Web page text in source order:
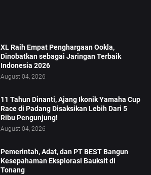
XL Raih Empat Penghargaan Ookla,
Dinobatkan sebagai Jaringan Terbaik
Indonesia 2026
August 04, 2026
11 Tahun Dinanti, Ajang Ikonik Yamaha Cup
Race di Padang Disaksikan Lebih Dari 5
Ribu Pengunjung!
August 04, 2026
Pemerintah, Adat, dan PT BEST Bangun
Kesepahaman Eksplorasi Bauksit di
Tonang